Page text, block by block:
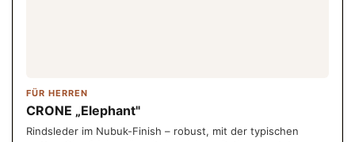
FÜR HERREN
CRONE „Elephant"
Rindsleder im Nubuk-Finish – robust, mit der typischen